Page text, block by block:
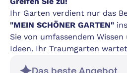
Ihr Garten verdient nur das
"MEIN SCHÖNER GARTEN"
Sie von umfassendem
Ideen. Ihr Traumgarten
Das beste Angebot